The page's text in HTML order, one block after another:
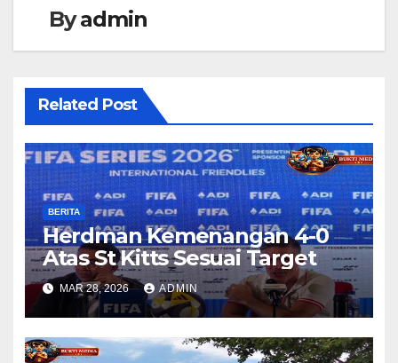
Byadmin
Related Post
BERITA
Herdman Kemenangan 4-0
Atas St Kitts Sesuai Target
MAR 28, 2026 ADMIN